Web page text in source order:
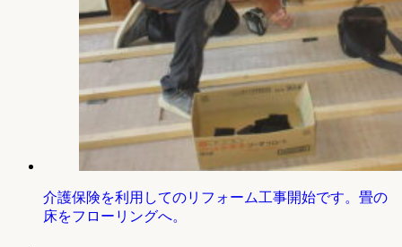
介護保険を利用してのリフォーム工事開始です。畳の
床をフローリングへ。